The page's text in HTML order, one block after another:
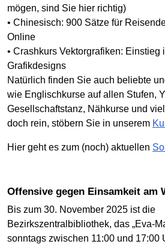
mögen, sind Sie hier richtig)
• Chinesisch: 900 Sätze für
Online
• Crashkurs Vektorgrafiken: Einstieg
Grafikdesigns
Natürlich finden Sie auch beliebte
wie Englischkurse auf allen Stufen,
Gesellschaftstanz, Nähkurse und
doch rein, stöbern Sie in unserem
Hier geht es zum (noch) aktuellen
Offensive gegen Einsamkeit am
Bis zum 30. November 2025 ist die
Bezirkszentralbibliothek, das „Eva-
sonntags zwischen 11:00 und 17:00